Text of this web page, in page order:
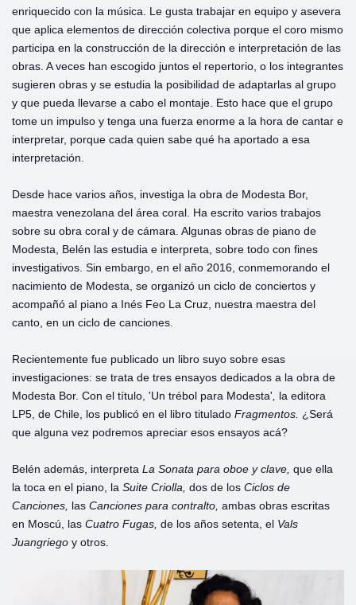
enriquecido con la música. Le gusta trabajar en equipo y asevera
que aplica elementos de dirección colectiva porque el coro mismo
participa en la construcción de la dirección e interpretación de las
obras. A veces han escogido juntos el repertorio, o los integrantes
sugieren obras y se estudia la posibilidad de adaptarlas al grupo
y que pueda llevarse a cabo el montaje. Esto hace que el grupo
tome un impulso y tenga una fuerza enorme a la hora de cantar e
interpretar, porque cada quien sabe qué ha aportado a esa
interpretación.
Desde hace varios años, investiga la obra de Modesta Bor,
maestra venezolana del área coral. Ha escrito varios trabajos
sobre su obra coral y de cámara. Algunas obras de piano de
Modesta, Belén las estudia e interpreta, sobre todo con fines
investigativos. Sin embargo, en el año 2016, conmemorando el
nacimiento de Modesta, se organizó un ciclo de conciertos y
acompañó al piano a Inés Feo La Cruz, nuestra maestra del
canto, en un ciclo de canciones.
Recientemente fue publicado un libro suyo sobre esas
investigaciones: se trata de tres ensayos dedicados a la obra de
Modesta Bor. Con el título, 'Un trébol para Modesta'
la editora
LP5, de Chile, los publicó en el libro titulado Fragmentos. ¿Será
que alguna vez podremos apreciar esos ensayos acá?
Belén además, interpreta La Sonata para oboe y clave, que ella
la toca en el piano, la Suite Criolla, dos de los Ciclos de
Canciones, las Canciones para contralto, ambas obras escritas
en Moscú, las Cuatro Fugas, de los años setenta, el Vals
Juangriego y otros.